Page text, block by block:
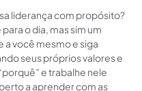
liderança com propósito?
o dia, mas sim um
a você mesmo e siga
seus próprios valores e
e trabalhe nele
a aprender com as